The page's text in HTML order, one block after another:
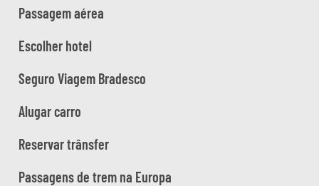
Passagem aérea
Escolher hotel
Seguro Viagem Bradesco
Alugar carro
Reservar trânsfer
Passagens de trem na Europa